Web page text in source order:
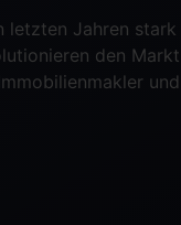
letzten Jahren stark
den Markt
und